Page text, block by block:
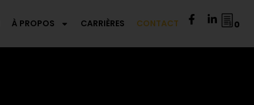
0
À PROPOS CARRIÈRES CONTACT